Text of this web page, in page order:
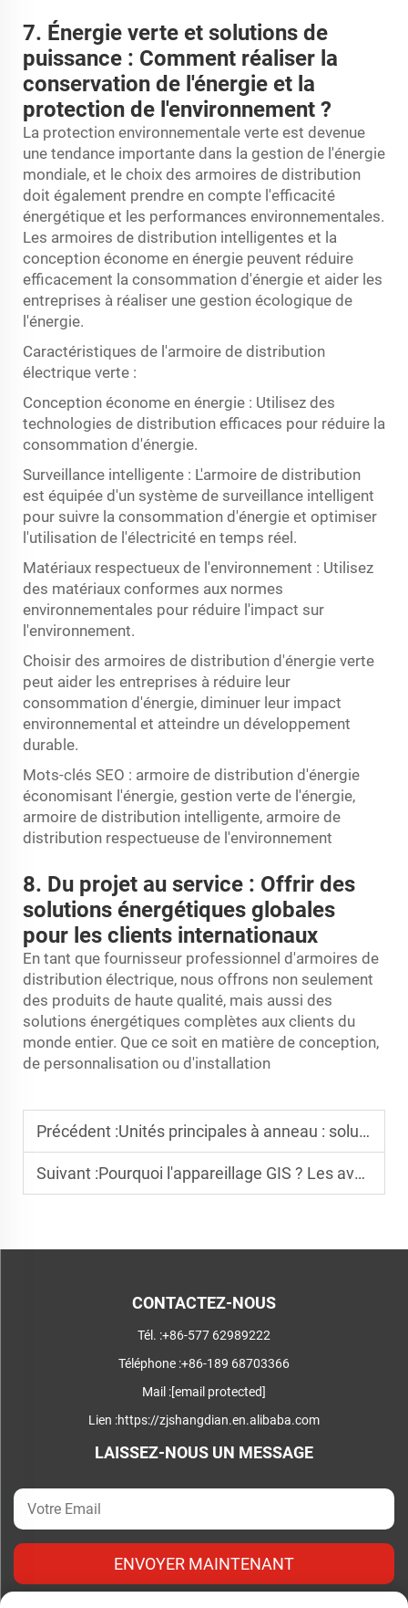
7. Énergie verte et solutions de
puissance : Comment réaliser la
conservation de l'énergie et la
protection de l'environnement ?
La protection environnementale verte est devenue
une tendance importante dans la gestion de l'énergie
mondiale, et le choix des armoires de distribution
doit également prendre en compte l'efficacité
énergétique et les performances environnementales.
Les armoires de distribution intelligentes et la
conception économe en énergie peuvent réduire
efficacement la consommation d'énergie et aider les
entreprises à réaliser une gestion écologique de
l'énergie.
Caractéristiques de l'armoire de distribution
électrique verte :
Conception économe en énergie : Utilisez des
technologies de distribution efficaces pour réduire la
consommation d'énergie.
Surveillance intelligente : L'armoire de distribution
est équipée d'un système de surveillance intelligent
pour suivre la consommation d'énergie et optimiser
l'utilisation de l'électricité en temps réel.
Matériaux respectueux de l'environnement : Utilisez
des matériaux conformes aux normes
environnementales pour réduire l'impact sur
l'environnement.
Choisir des armoires de distribution d'énergie verte
peut aider les entreprises à réduire leur
consommation d'énergie, diminuer leur impact
environnemental et atteindre un développement
durable.
Mots-clés SEO : armoire de distribution d'énergie
économisant l'énergie, gestion verte de l'énergie,
armoire de distribution intelligente, armoire de
distribution respectueuse de l'environnement
8. Du projet au service : Offrir des
solutions énergétiques globales
pour les clients internationaux
En tant que fournisseur professionnel d'armoires de
distribution électrique, nous offrons non seulement
des produits de haute qualité, mais aussi des
solutions énergétiques complètes aux clients du
monde entier. Que ce soit en matière de conception,
de personnalisation ou d'installation
Précédent :Unités principales à anneau : solutions d'alimentation sûres et efficaces
Suivant :Pourquoi l'appareillage GIS ? Les avantages et applications de l'appareillage à isolation gazeuse sont discutés
CONTACTEZ-NOUS
Tél. :+86-577 62989222
Téléphone :+86-189 68703366
Mail :[email protected]
Lien :https://zjshangdian.en.alibaba.com
LAISSEZ-NOUS UN MESSAGE
ENVOYER MAINTENANT